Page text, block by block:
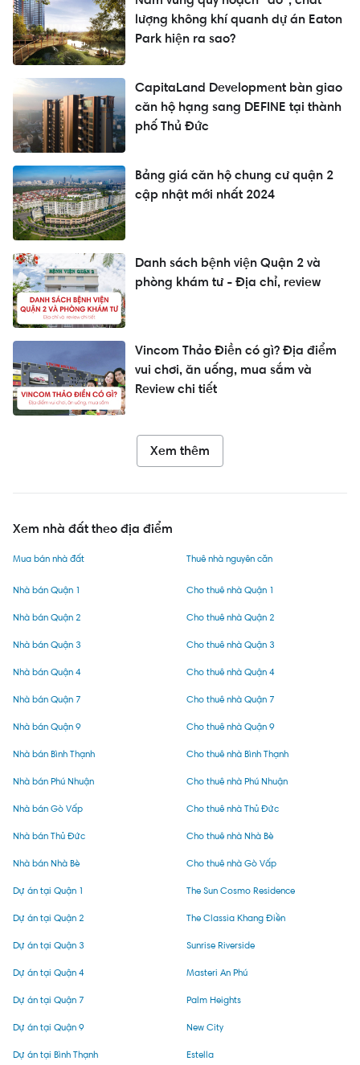
lượng không khí quanh dự án Eaton
Park hiện ra sao?
CapitaLand Development bàn giao
căn hộ hạng sang DEFINE tại thành
phố Thủ Đức
Bảng giá căn hộ chung cư quận 2
cập nhật mới nhất 2024
Danh sách bệnh viện Quận 2 và
phòng khám tư - Địa chỉ, review
Vincom Thảo Điền có gì? Địa điểm
vui chơi, ăn uống, mua sắm và
Review chi tiết
Xem thêm
Xem nhà đất theo địa điểm
Mua bán nhà đất
Nhà bán Quận 1
Nhà bán Quận 2
Nhà bán Quận 3
Nhà bán Quận 4
Nhà bán Quận 7
Nhà bán Quận 9
Nhà bán Bình Thạnh
Nhà bán Phú Nhuận
Nhà bán Gò Vấp
Nhà bán Thủ Đức
Nhà bán Nhà Bè
Thuê nhà nguyên căn
Cho thuê nhà Quận 1
Cho thuê nhà Quận 2
Cho thuê nhà Quận 3
Cho thuê nhà Quận 4
Cho thuê nhà Quận 7
Cho thuê nhà Quận 9
Cho thuê nhà Bình Thạnh
Cho thuê nhà Phú Nhuận
Cho thuê nhà Thủ Đức
Cho thuê nhà Nhà Bè
Cho thuê nhà Gò Vấp
Dự án tại Quận 1
Dự án tại Quận 2
Dự án tại Quận 3
Dự án tại Quận 4
Dự án tại Quận 7
Dự án tại Quận 9
Dự án tại Bình Thạnh
The Sun Cosmo Residence
The Classia Khang Điền
Sunrise Riverside
Masteri An Phú
Palm Heights
New City
Estella